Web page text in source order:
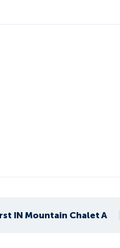
IN Mountain Chalet A